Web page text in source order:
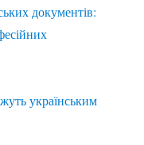
документів:
українським